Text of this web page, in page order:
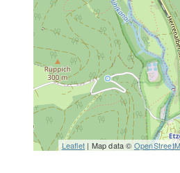
Leaflet| Map data ©